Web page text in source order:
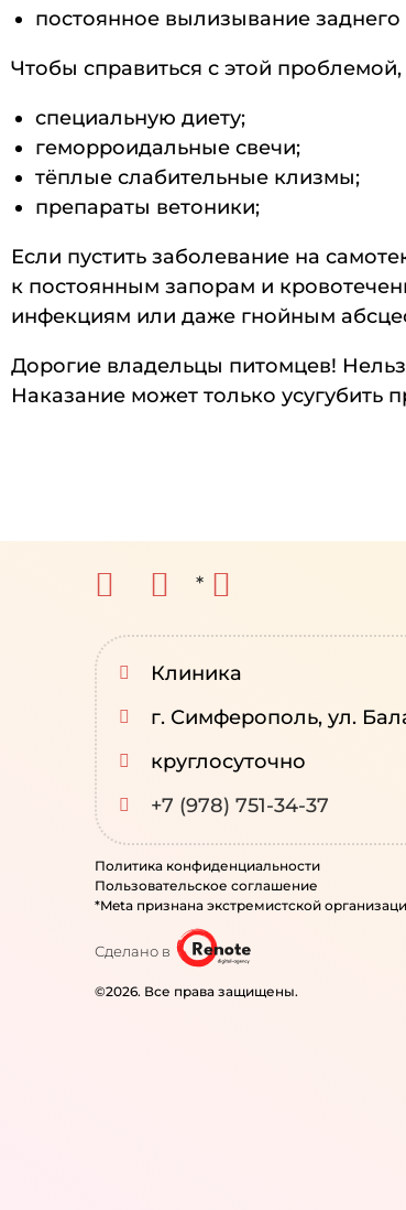
постоянное вылизывание заднего
Чтобы справиться с этой
специальную диету;
геморроидальные свечи;
тёплые слабительные клизмы;
препараты ветоники;
Если пустить заболевание на
к постоянным запорам и
инфекциям или даже гнойным
Дорогие владельцы питомцев!
Наказание может только усугубить
*
Клиника
г. Симферополь, ул.
круглосуточно
+7 (978) 751-34-37
Политика конфиденциальности
Пользовательское соглашение
*Meta признана экстремистcкой
Сделано в
©2026. Все права защищены.